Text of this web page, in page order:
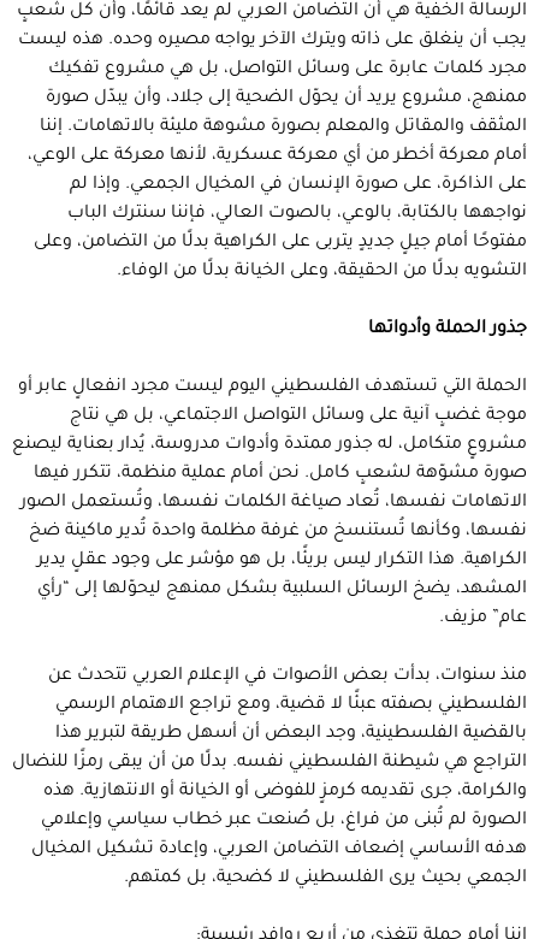
الرسالة الخفية هي أن التضامن العربي لم يعد قائمًا، وأن كل شعبٍ
يجب أن ينغلق على ذاته ويترك الآخر يواجه مصيره وحده. هذه ليست
مجرد كلمات عابرة على وسائل التواصل، بل هي مشروع تفكيك
ممنهج، مشروع يريد أن يحوّل الضحية إلى جلاد، وأن يبدّل صورة
المثقف والمقاتل والمعلم بصورة مشوهة مليئة بالاتهامات. إننا
أمام معركة أخطر من أي معركة عسكرية، لأنها معركة على الوعي،
على الذاكرة، على صورة الإنسان في المخيال الجمعي. وإذا لم
نواجهها بالكتابة، بالوعي، بالصوت العالي، فإننا سنترك الباب
مفتوحًا أمام جيلٍ جديدٍ يتربى على الكراهية بدلًا من التضامن، وعلى
التشويه بدلًا من الحقيقة، وعلى الخيانة بدلًا من الوفاء.
جذور الحملة وأدواتها
الحملة التي تستهدف الفلسطيني اليوم ليست مجرد انفعالٍ عابر أو
موجة غضبٍ آنية على وسائل التواصل الاجتماعي، بل هي نتاج
مشروعٍ متكامل، له جذور ممتدة وأدوات مدروسة، يُدار بعناية ليصنع
صورة مشوّهة لشعبٍ كامل. نحن أمام عملية منظمة، تتكرر فيها
الاتهامات نفسها، تُعاد صياغة الكلمات نفسها، وتُستعمل الصور
نفسها، وكأنها تُستنسخ من غرفة مظلمة واحدة تُدير ماكينة ضخ
الكراهية. هذا التكرار ليس بريئًا، بل هو مؤشر على وجود عقلٍ يدير
المشهد، يضخ الرسائل السلبية بشكل ممنهج ليحوّلها إلى “رأي
عام” مزيف.
منذ سنوات، بدأت بعض الأصوات في الإعلام العربي تتحدث عن
الفلسطيني بصفته عبئًا لا قضية، ومع تراجع الاهتمام الرسمي
بالقضية الفلسطينية، وجد البعض أن أسهل طريقة لتبرير هذا
التراجع هي شيطنة الفلسطيني نفسه. بدلًا من أن يبقى رمزًا للنضال
والكرامة، جرى تقديمه كرمزٍ للفوضى أو الخيانة أو الانتهازية. هذه
الصورة لم تُبنى من فراغ، بل صُنعت عبر خطاب سياسي وإعلامي
هدفه الأساسي إضعاف التضامن العربي، وإعادة تشكيل المخيال
الجمعي بحيث يرى الفلسطيني لا كضحية، بل كمتهم.